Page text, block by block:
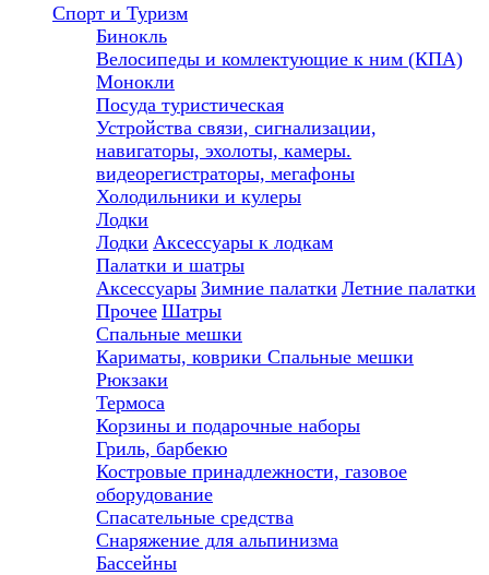
Спорт и Туризм
Бинокль
Велосипеды и комлектующие к ним (КПА)
Монокли
Посуда туристическая
Устройства связи, сигнализации,
навигаторы, эхолоты, камеры.
видеорегистраторы, мегафоны
Холодильники и кулеры
Лодки
Лодки Аксессуары к лодкам
Палатки и шатры
Аксессуары Зимние палатки Летние палатки
Прочее Шатры
Спальные мешки
Кариматы, коврики Спальные мешки
Рюкзаки
Термоса
Корзины и подарочные наборы
Гриль, барбекю
Костровые принадлежности, газовое
оборудование
Спасательные средства
Снаряжение для альпинизма
Бассейны